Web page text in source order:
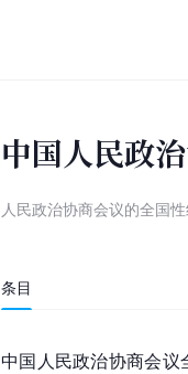
中国人民政
人民政治协商会议的全国
条目
中国人民政治协商会议